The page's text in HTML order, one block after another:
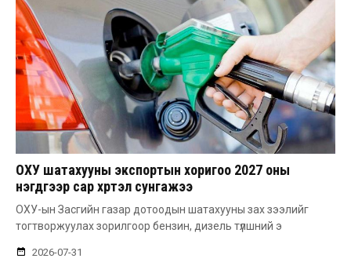
ОХУ шатахууны экспортын хоригоо 2027 оны
нэгдүгээр сар хүртэл сунгажээ
ОХУ-ын Засгийн газар дотоодын шатахууны зах зээлийг
тогтворжуулах зорилгоор бензин, дизель түлшний э
2026-07-31